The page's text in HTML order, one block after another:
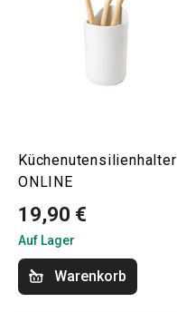
Küchenutensilienhalter
ONLINE
19,90 €
Auf Lager
Warenkorb